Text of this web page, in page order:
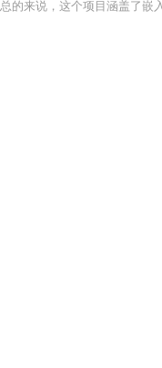
总的来说，这个项目涵盖了嵌